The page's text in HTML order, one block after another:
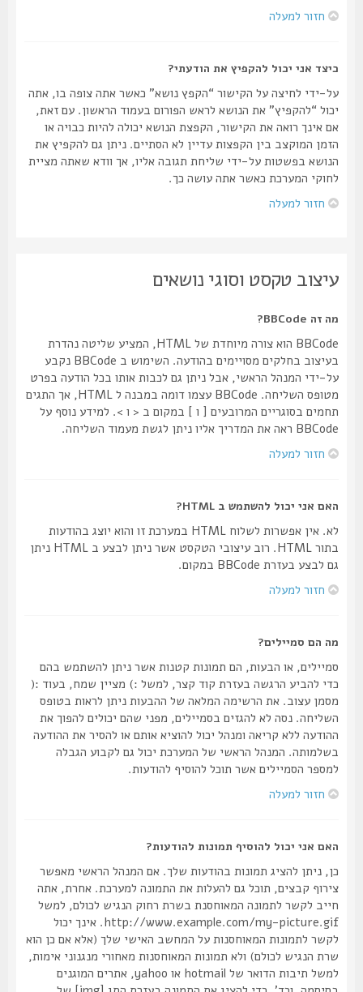
חזור למעלה
כיצד אני יכול להקפיץ את הודעתי?
על-ידי לחיצה על הקישור “הקפץ נושא” כאשר אתה צופה בו, אתה
יכול “להקפיץ” את הנושא לראש הפורום בעמוד הראשון. עם זאת,
אם אינך רואה את הקישור, הקפצת הנושא יכולה להיות כבויה או
הזמן המוקצב בין הקפצות עדיין לא הסתיים. ניתן גם להקפיץ את
הנושא בפשטות על-ידי שליחת תגובה אליו, אך וודא שאתה מציית
לחוקי המערכת כאשר אתה עושה כך.
חזור למעלה
עיצוב טקסט וסוגי נושאים
מה זה BBCode?
BBCode הוא צורה מיוחדת של HTML, המציע שליטה נהדרת
בעיצוב בחלקים מסויימים בהודעה. השימוש ב BBCode נקבע
על-ידי המנהל הראשי, אבל ניתן גם לכבות אותו בכל הודעה בפרט
מטופס השליחה. BBCode עצמו דומה במבנה ל HTML, אך התגים
תחמים בסוגריים המרובעים [ ו ] במקום ב < ו >. למידע נוסף על
BBCode ראה את המדריך אליו ניתן לגשת מעמוד השליחה.
חזור למעלה
האם אני יכול להשתמש ב HTML?
לא. אין אפשרות לשלוח HTML במערכת זו והוא יוצג בהודעות
בתור HTML. רוב עיצובי הטקסט אשר ניתן לבצע ב HTML ניתן
גם לבצע בעזרת BBCode במקום.
חזור למעלה
מה הם סמיילים?
סמיילים, או הבעות, הם תמונות קטנות אשר ניתן להשתמש בהם
כדי להביע הרגשה בעזרת קוד קצר, למשל :) מציין שמח, בעוד :(
מסמן עצוב. את הרשימה המלאה של ההבעות ניתן לראות בטופס
השליחה. נסה לא להגזים בסמיילים, מפני שהם יכולים להפוך את
ההודעה ללא קריאה ומנהל יכול להוציא אותם או להסיר את ההודעה
בשלמותה. המנהל הראשי של המערכת יכול גם לקבוע הגבלה
למספר הסמיילים אשר תוכל להוסיף להודעות.
חזור למעלה
האם אני יכול להוסיף תמונות להודעות?
כן, ניתן להציג תמונות בהודעות שלך. אם המנהל הראשי מאפשר
צירוף קבצים, תוכל גם להעלות את התמונה למערכת. אחרת, אתה
חייב לקשר לתמונה המאוחסנת בשרת רחוק הנגיש לכולם, למשל
http://www.example.com/my-picture.gif. אינך יכול
לקשר לתמונות המאוחסנות על המחשב האישי שלך (אלא אם כן הוא
שרת הנגיש לכולם) ולא תמונות המאוחסנות מאחורי מנגנוני אימות,
למשל תיבות הדואר של hotmail או yahoo, אתרים המוגנים